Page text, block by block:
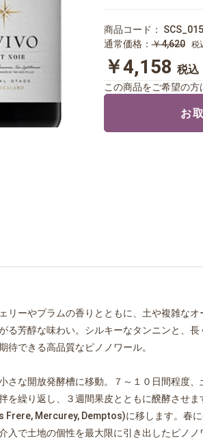
商品コード：
通常価格：￥4,620 税
￥4,158 税込
この商品をご希望の
お
リーやプラムの香りとともに、土や複雑な
る芳醇な味わい。シルキーなタンニンと、
待できる高品質なピノノワール。
さな開放発酵槽に移動。７～１０日間程度
を繰り返し、３週間果皮とともに醗酵させ
Frere, Mercurey, Demptos)に移します。春
入で土地の個性を最大限に引き出したピノノ